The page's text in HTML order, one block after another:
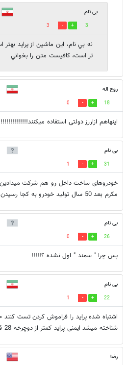
بی نام
3
3
نه بي نام، اين ماشين از پرايد
تر است، كافيست متن را بخواني
روح اله
18
0
اینهاهم ازاررز دولتی استفاده
بی نام
31
1
مکرم بعد 50 سال تولید خودرو به کجا رسیدن
بی نام
26
0
پس چرا " سمند " اول نشده ؟!!!!!
بی نام
22
1
اشتباه شده پراید را فراموش کردن تست
شناخته میشد ایمنی پراید کمتر از دوچرخه 28 قدیمی
رضا